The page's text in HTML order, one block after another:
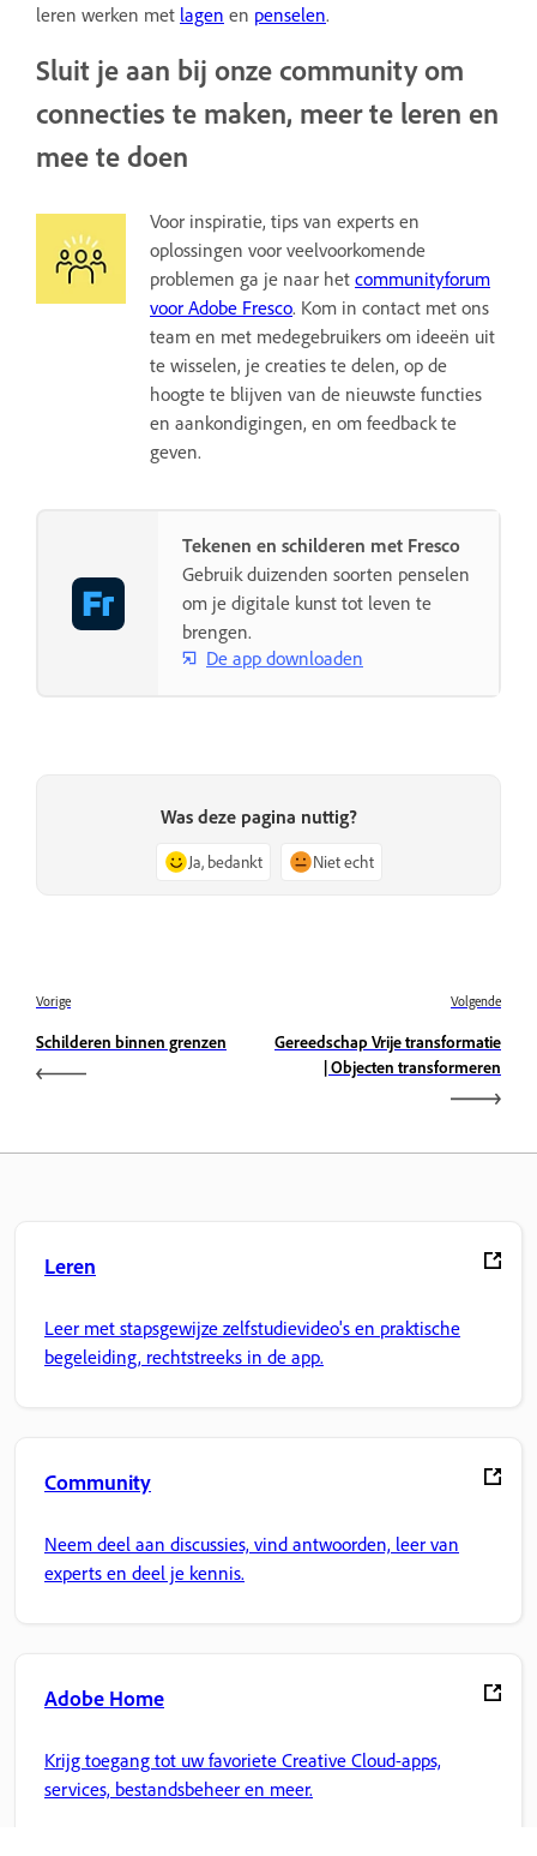
leren werken met lagen en penselen.
Sluit je aan bij onze community om
connecties te maken, meer te leren en
mee te doen
Voor inspiratie, tips van experts en
oplossingen voor veelvoorkomende
problemen ga je naar het communityforum
voor Adobe Fresco. Kom in contact met ons
team en met medegebruikers om ideeën uit
te wisselen, je creaties te delen, op de
hoogte te blijven van de nieuwste functies
en aankondigingen, en om feedback te
geven.
Tekenen en schilderen met Fresco
Gebruik duizenden soorten penselen
om je digitale kunst tot leven te
brengen.
De app downloaden
Was deze pagina nuttig?
Ja, bedankt Niet echt
Vorige
Schilderen binnen grenzen
Volgende
Gereedschap Vrije transformatie
| Objecten transformeren
Leren
Leer met stapsgewijze zelfstudievideo's en praktische
begeleiding, rechtstreeks in de app.
Community
Neem deel aan discussies, vind antwoorden, leer van
experts en deel je kennis.
Adobe Home
Krijg toegang tot uw favoriete Creative Cloud-apps,
services, bestandsbeheer en meer.